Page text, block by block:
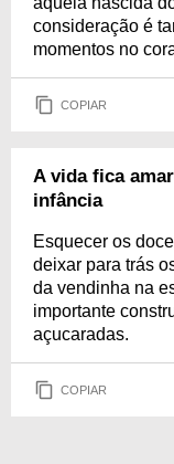
consideração é
momentos no
COPIAR
A vida fica
infância
Esquecer os
deixar para trás
da vendinha na
importante
açucaradas.
COPIAR